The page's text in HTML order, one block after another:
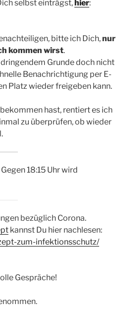
selbst einträgst, hier:
bitte ich Dich,nur
kommen wirst.
Grunde doch nicht
Benachrichtigung per E-
Platz wieder freigeben kann.
hast, rentiert es ich
zu überprüfen, ob wieder
Gegen 18:15 Uhr wird
bezüglich Corona.
kannst Du hier nachlesen:
zum-infektionsschutz/
Gespräche!